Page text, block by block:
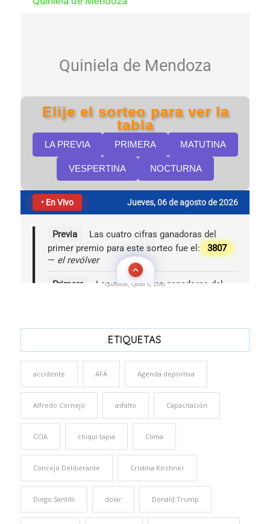
Quinielas, Quini 6, Loto
ETIQUETAS
accidente AFA Agenda deportiva
Alfredo Cornejo asfalto Capacitación
CCIA chiqui tapia Clima
Concejo Deliberante Cristina Kirchner
Diego Santilli dolar Donald Trump